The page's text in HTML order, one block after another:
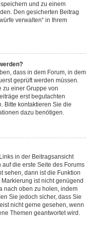
und zu einem
Den gesicherten Beitrag
verwalten“ in Ihrem
dass in dem Forum, in dem
geprüft werden müssen.
zu einer Gruppe von
erst begutachten
Bitte kontaktieren Sie die
dazu benötigen.
in der Beitragsansicht
die erste Seite des Forums
sehen, dann ist die Funktion
ist nicht genügend
nach oben zu holen, indem
Sie jedoch sicher, dass Sie
nicht gerne gesehen, wenn
Themen geantwortet wird.